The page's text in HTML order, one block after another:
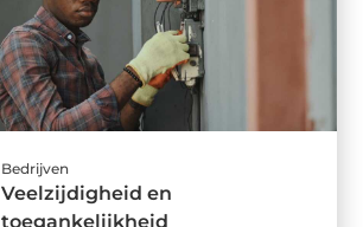
Bedrijven
Veelzijdigheid en
toegankelijkheid